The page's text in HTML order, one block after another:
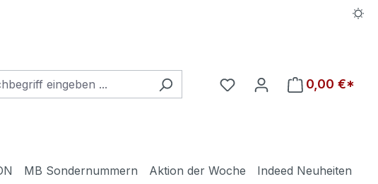
Du hast 0 Produkte auf
0,00 €*
MB Sondernummern Aktion der Woche
Indeed Neuheiten